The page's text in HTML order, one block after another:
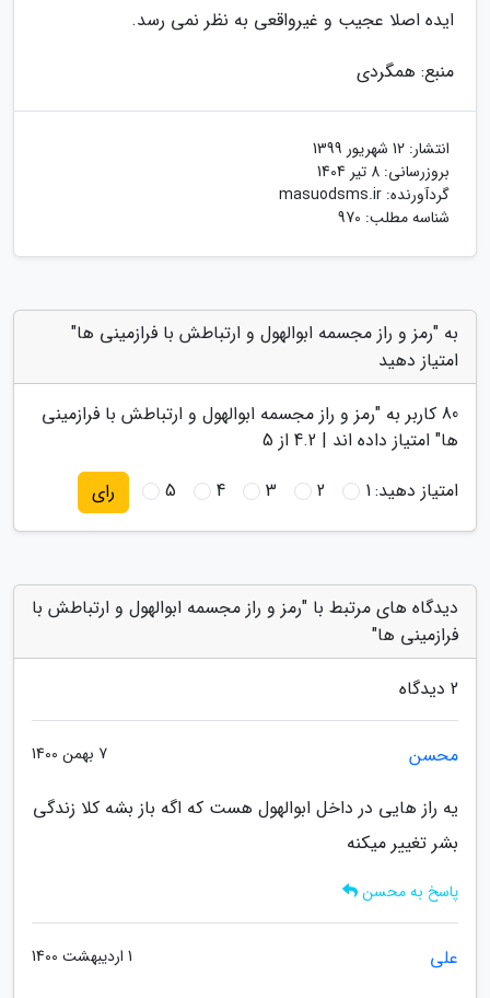
ایده اصلا عجیب و غیرواقعی به نظر نمی رسد.
منبع: همگردی
انتشار: 12 شهریور 1399
بروزرسانی: 8 تیر 1404
گردآورنده: masuodsms.ir
شناسه مطلب: 970
به "رمز و راز مجسمه ابوالهول و ارتباطش با فرازمینی ها"
امتیاز دهید
80 کاربر به "رمز و راز مجسمه ابوالهول و ارتباطش با فرازمینی
ها" امتیاز داده اند | 4.2 از 5
امتیاز دهید:1
2
3
4
5 رای
دیدگاه های مرتبط با "رمز و راز مجسمه ابوالهول و ارتباطش با
فرازمینی ها"
2 دیدگاه
محسن 7 بهمن 1400
یه راز هایی در داخل ابوالهول هست که اگه باز بشه کلا زندگی
بشر تغییر میکنه
پاسخ به محسن
علی 1 اردیبهشت 1400